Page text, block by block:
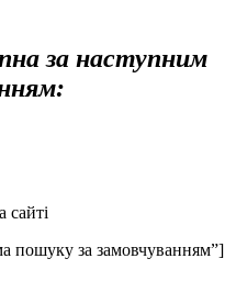
за наступним
пошуку за замовчуванням”]